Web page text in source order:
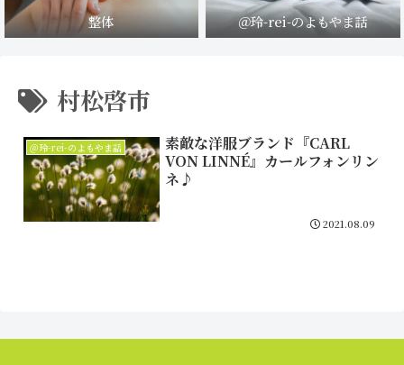
整体 ＠玲-rei-のよもやま話
村松啓市
＠玲-rei-のよもやま話
素敵な洋服ブランド『CARL
VON LINNÉ』カールフォンリン
ネ♪
2021.08.09